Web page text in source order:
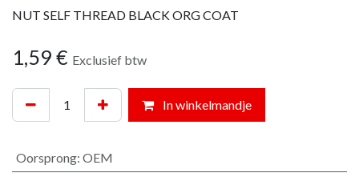
NUT SELF THREAD BLACK ORG COAT
1,59 € Exclusief btw
In winkelmandje
Oorsprong: OEM